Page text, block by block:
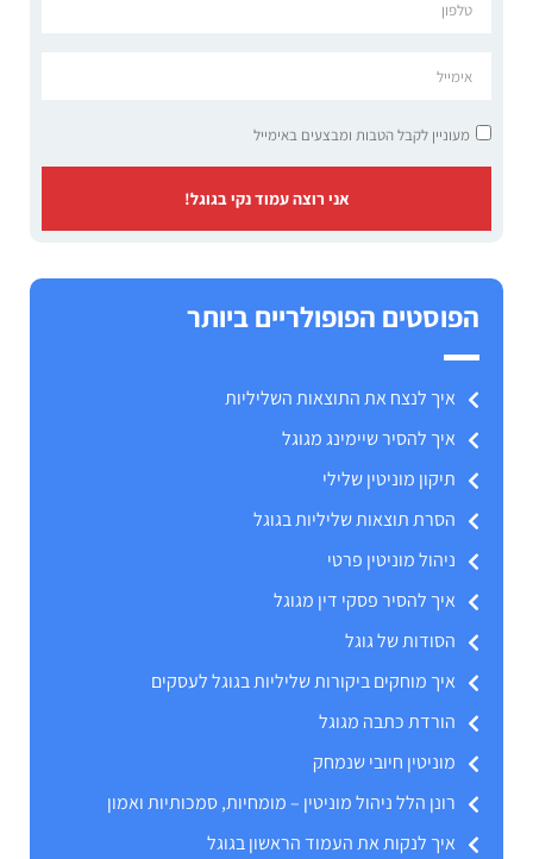
מעוניין לקבל הטבות ומבצעים באימייל
אני רוצה עמוד נקי בגוגל!
הפוסטים הפופולריים ביותר
איך לנצח את התוצאות השליליות
איך להסיר שיימינג מגוגל
תיקון מוניטין שלילי
הסרת תוצאות שליליות בגוגל
ניהול מוניטין פרטי
איך להסיר פסקי דין מגוגל
הסודות של גוגל
איך מוחקים ביקורות שליליות בגוגל לעסקים
הורדת כתבה מגוגל
מוניטין חיובי שנמחק
רונן הלל ניהול מוניטין – מומחיות, סמכותיות ואמון
איך לנקות את העמוד הראשון בגוגל